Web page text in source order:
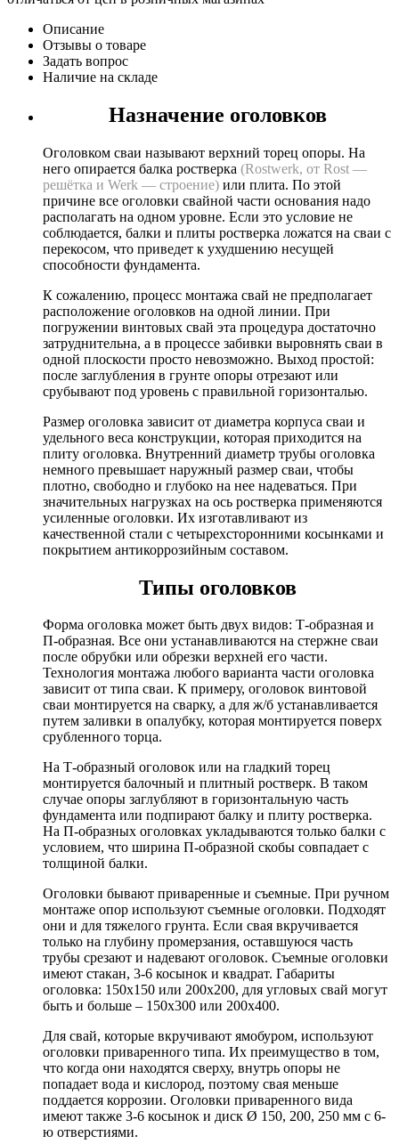
Описание
Отзывы о товаре
Задать вопрос
Наличие на складе
Назначение оголовков
Оголовком сваи называют верхний торец опоры. На
него опирается балка ростверка (Rostwerk, от Rost —
решётка и Werk — строение) или плита. По этой
причине все оголовки свайной части основания надо
располагать на одном уровне. Если это условие не
соблюдается, балки и плиты ростверка ложатся на сваи с
перекосом, что приведет к ухудшению несущей
способности фундамента.
К сожалению, процесс монтажа свай не предполагает
расположение оголовков на одной линии. При
погружении винтовых свай эта процедура достаточно
затруднительна, а в процессе забивки выровнять сваи в
одной плоскости просто невозможно. Выход простой:
после заглубления в грунте опоры отрезают или
срубывают под уровень с правильной горизонталью.
Размер оголовка зависит от диаметра корпуса сваи и
удельного веса конструкции, которая приходится на
плиту оголовка. Внутренний диаметр трубы оголовка
немного превышает наружный размер сваи, чтобы
плотно, свободно и глубоко на нее надеваться. При
значительных нагрузках на ось ростверка применяются
усиленные оголовки. Их изготавливают из
качественной стали с четырехсторонними косынками и
покрытием антикоррозийным составом.
Типы оголовков
Форма оголовка может быть двух видов: Т-образная и
П-образная. Все они устанавливаются на стержне сваи
после обрубки или обрезки верхней его части.
Технология монтажа любого варианта части оголовка
зависит от типа сваи. К примеру, оголовок винтовой
сваи монтируется на сварку, а для ж/б устанавливается
путем заливки в опалубку, которая монтируется поверх
срубленного торца.
На Т-образный оголовок или на гладкий торец
монтируется балочный и плитный ростверк. В таком
случае опоры заглубляют в горизонтальную часть
фундамента или подпирают балку и плиту ростверка.
На П-образных оголовках укладываются только балки с
условием, что ширина П-образной скобы совпадает с
толщиной балки.
Оголовки бывают приваренные и съемные. При ручном
монтаже опор используют съемные оголовки. Подходят
они и для тяжелого грунта. Если свая вкручивается
только на глубину промерзания, оставшуюся часть
трубы срезают и надевают оголовок. Съемные оголовки
имеют стакан, 3-6 косынок и квадрат. Габариты
оголовка: 150х150 или 200х200, для угловых свай могут
быть и больше – 150х300 или 200х400.
Для свай, которые вкручивают ямобуром, используют
оголовки приваренного типа. Их преимущество в том,
что когда они находятся сверху, внутрь опоры не
попадает вода и кислород, поэтому свая меньше
поддается коррозии. Оголовки приваренного вида
имеют также 3-6 косынок и диск Ø 150, 200, 250 мм с 6-
ю отверстиями.